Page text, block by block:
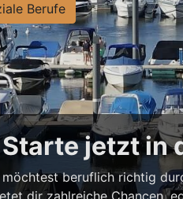
Berufe
jetzt
möchtest beruflich richtig